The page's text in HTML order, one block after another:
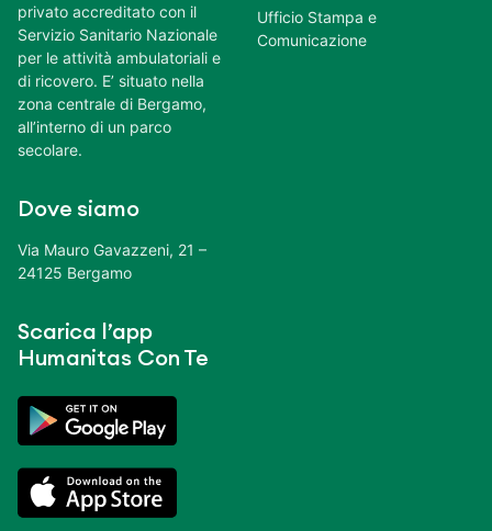
privato accreditato con il
Servizio Sanitario Nazionale
per le attività ambulatoriali e
di ricovero. E’ situato nella
zona centrale di Bergamo,
all’interno di un parco
secolare.
Dove siamo
Via Mauro Gavazzeni, 21 –
24125 Bergamo
Scarica l’app
Humanitas Con Te
Ufficio Stampa e
Comunicazione